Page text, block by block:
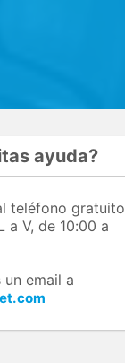
ayuda?
teléfono gratuito
a V, de 10:00 a
un email a